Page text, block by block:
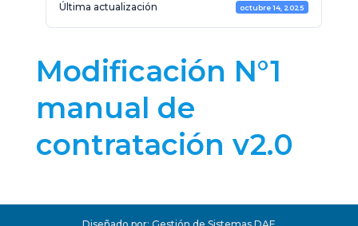
Última actualización octubre 14, 2025
Modificación N°1
manual de
contratación v2.0